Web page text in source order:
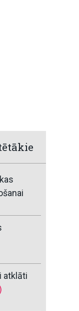
atklāti